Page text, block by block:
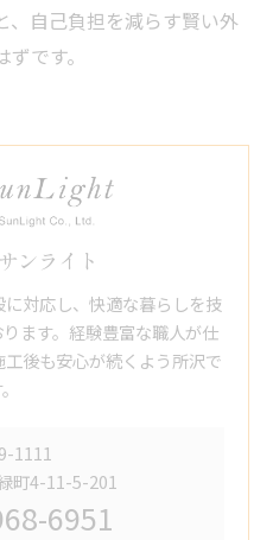
、自己負担を減らす賢い外
です。
ンライト
対応し、快適な暮らしを技
ます。経験豊富な職人が仕
後も安心が続くよう所沢で
1111
町4-11-5-201
6951